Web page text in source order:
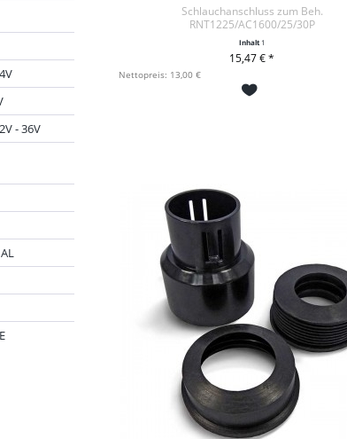
- 36V
Schlauchanschluss zum Beh.
RNT1225/AC1600/25/30P
Inhalt 1
15,47 € *
+ IN DEN WARENKORB
Nettopreis: 13,00 €